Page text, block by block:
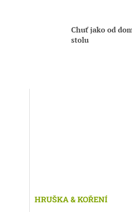
Chuť jako od
stolu
HRUŠKA & KOŘENÍ